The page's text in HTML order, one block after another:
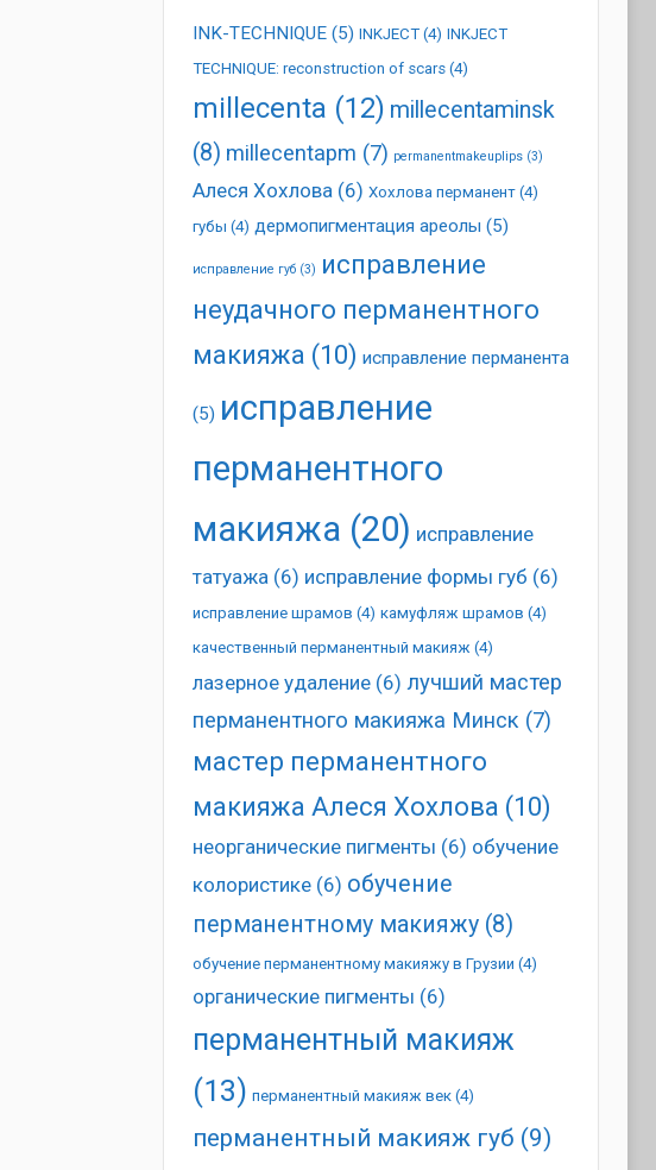
INK-TECHNIQUE(5) INKJECT(4) INKJECT
TECHNIQUE: reconstruction of scars(4)
millecenta (12) millecentaminsk
(8) millecentapm (7) permanentmakeuplips(3)
Алеся Хохлова(6) Хохлова перманент(4)
губы (4) дермопигментация ареолы (5)
исправление губ(3) исправление
неудачного перманентного
макияжа (10) исправление перманента
(5) исправление
перманентного
макияжа (20) исправление
татуажа(6) исправление формы губ (6)
исправление шрамов (4) камуфляж шрамов (4)
качественный перманентный макияж (4)
лазерное удаление(6) лучший мастер
перманентного макияжа Минск (7)
мастер перманентного
макияжа Алеся Хохлова (10)
неорганические пигменты (6) обучение
колористике(6) обучение
перманентному макияжу(8)
обучение перманентному макияжу в Грузии (4)
органические пигменты (6)
перманентный макияж
(13) перманентный макияж век(4)
перманентный макияж губ (9)